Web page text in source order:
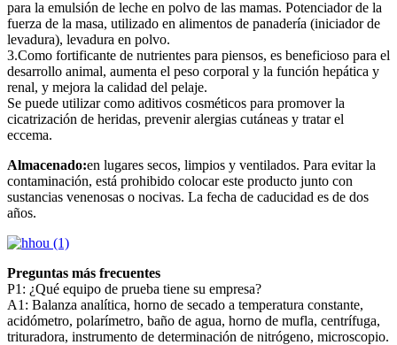
para la emulsión de leche en polvo de las mamas. Potenciador de la
fuerza de la masa, utilizado en alimentos de panadería (iniciador de
levadura), levadura en polvo.
3.Como fortificante de nutrientes para piensos, es beneficioso para el
desarrollo animal, aumenta el peso corporal y la función hepática y
renal, y mejora la calidad del pelaje.
Se puede utilizar como aditivos cosméticos para promover la
cicatrización de heridas, prevenir alergias cutáneas y tratar el
eccema.
Almacenado:en lugares secos, limpios y ventilados. Para evitar la
contaminación, está prohibido colocar este producto junto con
sustancias venenosas o nocivas. La fecha de caducidad es de dos
años.
Preguntas más frecuentes
P1: ¿Qué equipo de prueba tiene su empresa?
A1: Balanza analítica, horno de secado a temperatura constante,
acidómetro, polarímetro, baño de agua, horno de mufla, centrífuga,
trituradora, instrumento de determinación de nitrógeno, microscopio.